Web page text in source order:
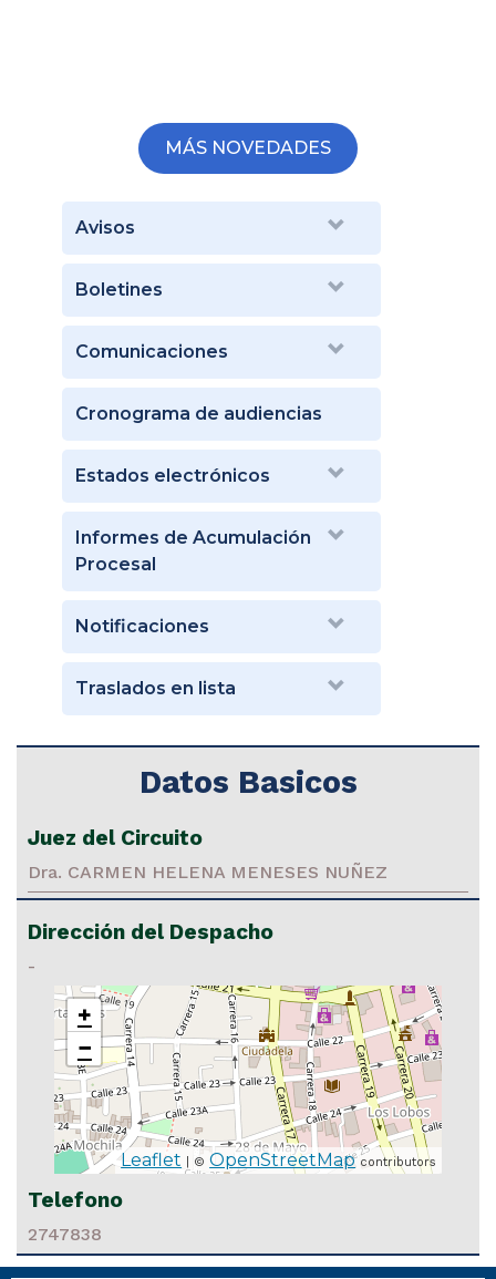
MÁS NOVEDADES
Avisos
Boletines
Comunicaciones
Cronograma de audiencias
Estados electrónicos
Informes de Acumulación
Procesal
Notificaciones
Traslados en lista
Datos Basicos
Juez del Circuito
Dra. CARMEN HELENA MENESES NUÑEZ
Dirección del Despacho
-
+
−
Leaflet | ©OpenStreetMapcontributors
Telefono
2747838